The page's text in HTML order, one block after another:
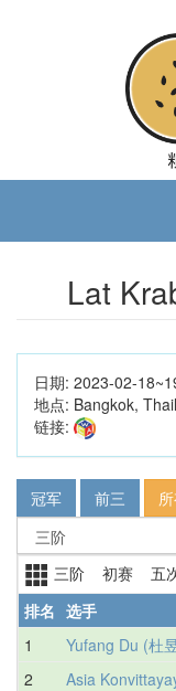
Lat
日期: 2023-02-
地点: Bangkok,
链接:
冠军 前三
三阶 初赛 五
排名 选手
1
Yufang Du (杜
2
Asia